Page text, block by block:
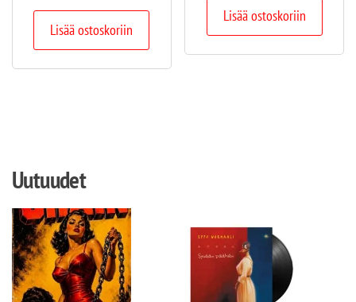
Lisää ostoskoriin
Lisää ostoskoriin
Uutuudet